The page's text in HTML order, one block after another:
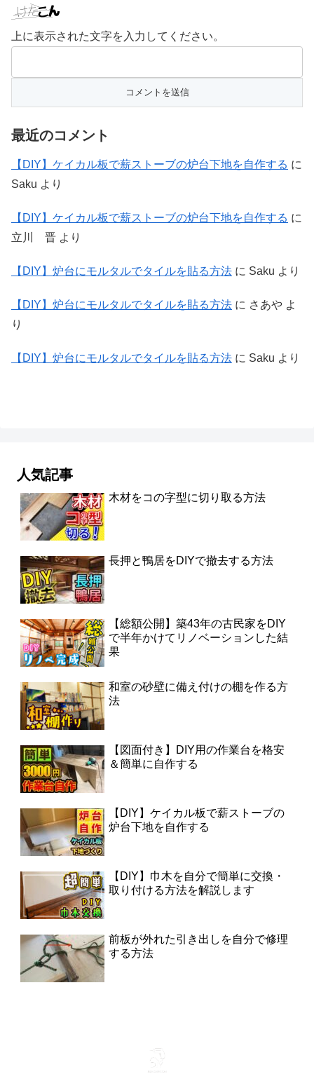
上に表示された文字を入力してください。
最近のコメント
【DIY】ケイカル板で薪ストーブの炉台下地を自作する に
Saku より
【DIY】ケイカル板で薪ストーブの炉台下地を自作する に
立川 晋 より
【DIY】炉台にモルタルでタイルを貼る方法 に Saku より
【DIY】炉台にモルタルでタイルを貼る方法 に さあや よ
り
【DIY】炉台にモルタルでタイルを貼る方法 に Saku より
人気記事
木材をコの字型に切り取る方法
長押と鴨居をDIYで撤去する方法
【総額公開】築43年の古民家をDIY
で半年かけてリノベーションした結
果
和室の砂壁に備え付けの棚を作る方
法
【図面付き】DIY用の作業台を格安
＆簡単に自作する
【DIY】ケイカル板で薪ストーブの
炉台下地を自作する
【DIY】巾木を自分で簡単に交換・
取り付ける方法を解説します
前板が外れた引き出しを自分で修理
する方法